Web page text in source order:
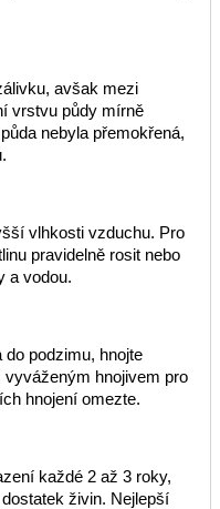
avšak mezi
vrstvu půdy mírně
nebyla přemokřená,
vlhkosti vzduchu. Pro
pravidelně rosit nebo
a vodou.
podzimu, hnojte
vyváženým hnojivem pro
hnojení omezte.
každé 2 až 3 roky,
živin. Nejlepší